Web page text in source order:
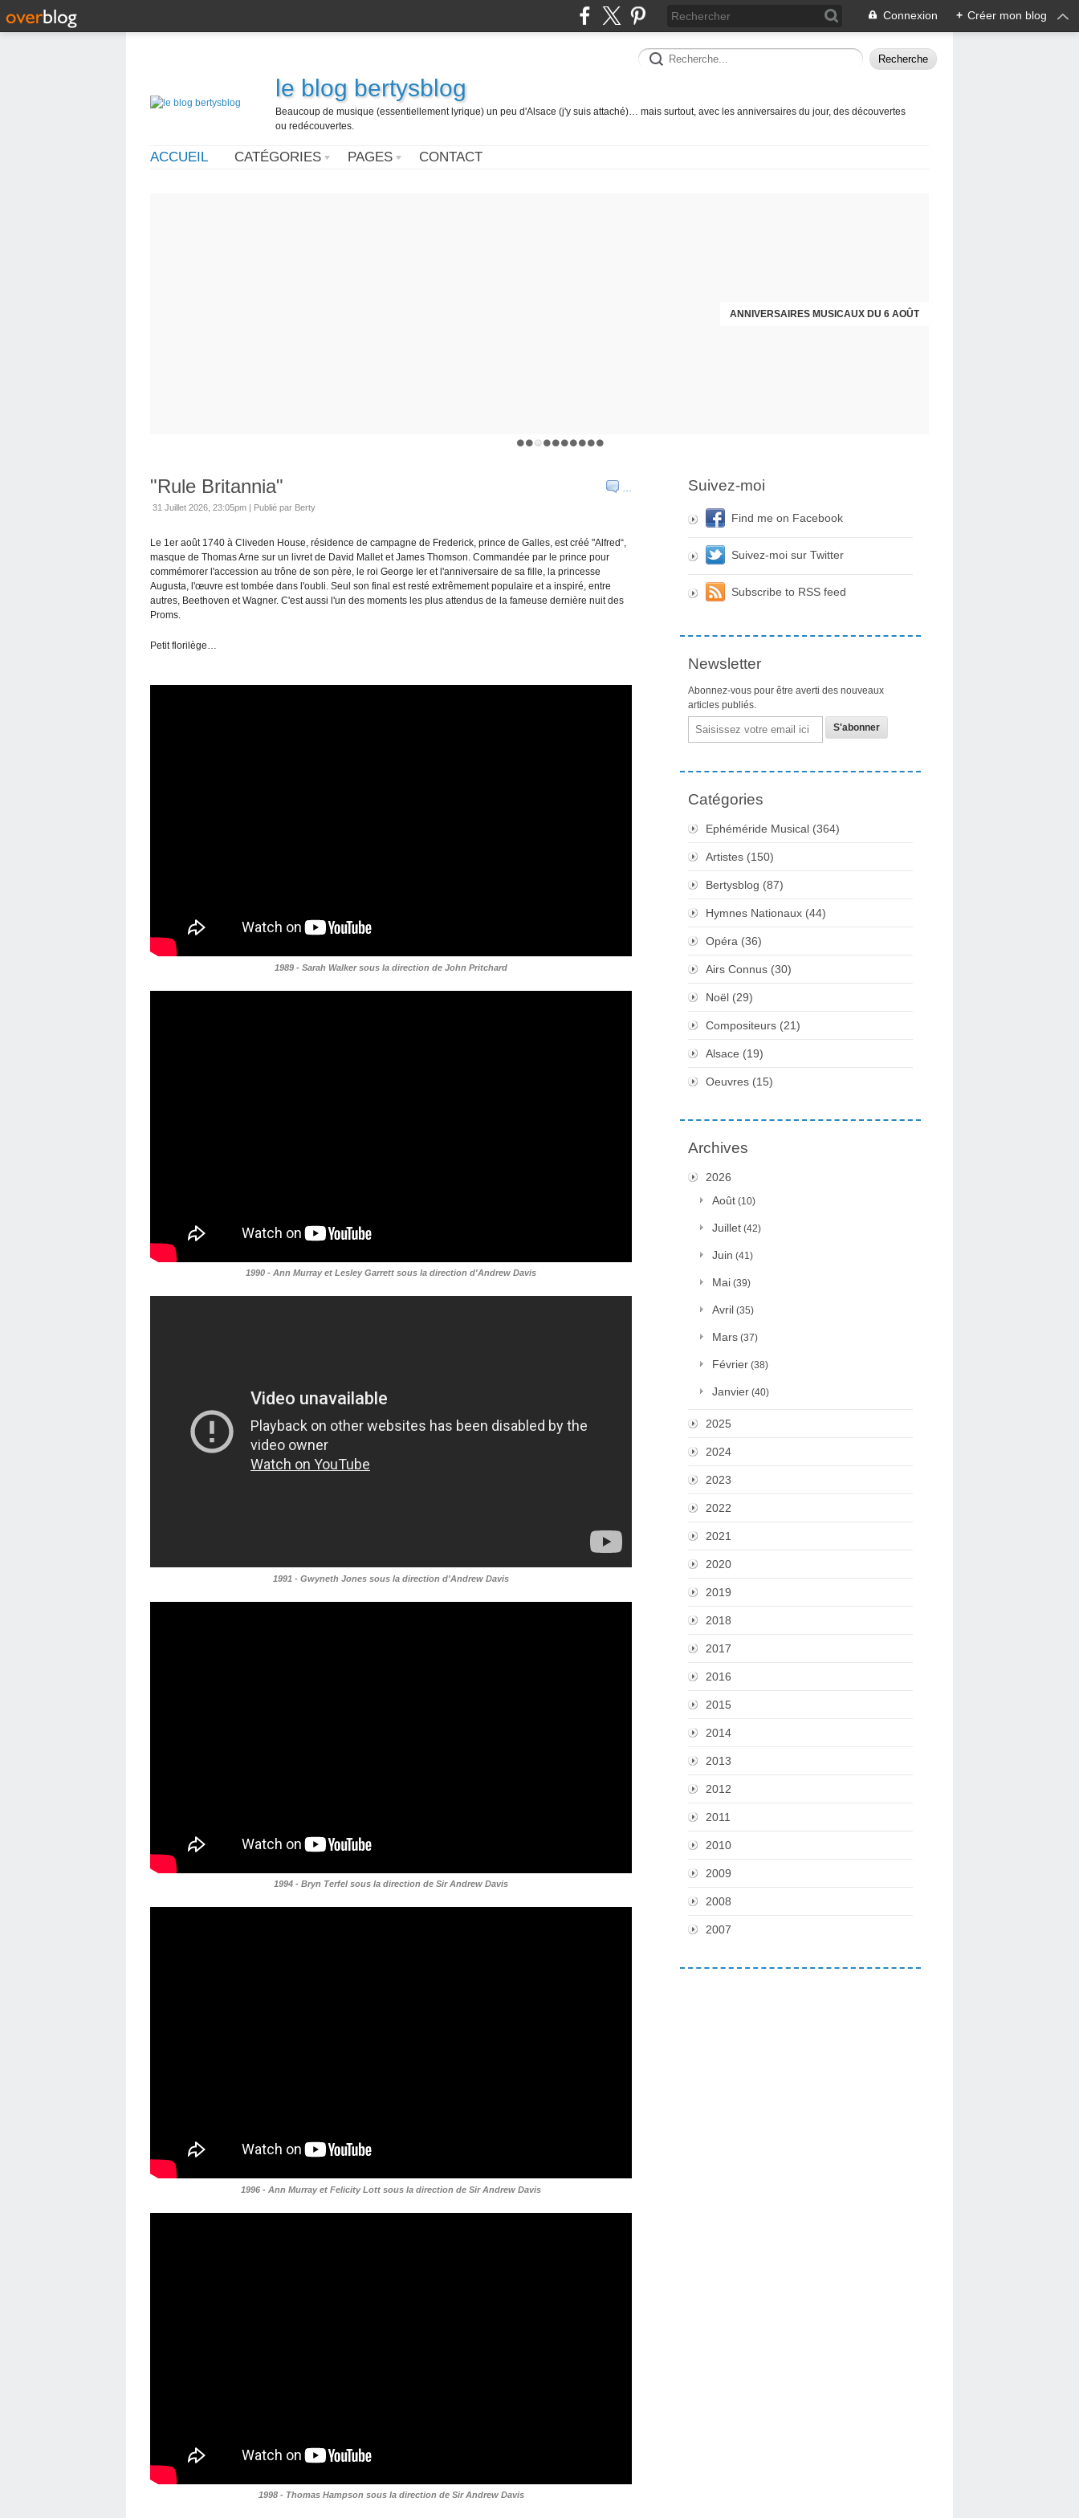
Connexion + Créer mon blog
le blog bertysblog
Beaucoup de musique (essentiellement lyrique) un peu d'Alsace (j'y suis attaché)… mais surtout, avec les anniversaires du jour, des découvertes
ou redécouvertes.
ACCUEIL CATÉGORIES PAGES CONTACT
ANNIVERSAIRES MUSICAUX DU 6 AOÛT
…
"Rule Britannia"
31 Juillet 2026, 23:05pm | Publié par Berty
Le 1er août 1740 à Cliveden House, résidence de campagne de Frederick, prince de Galles, est créé "Alfred“,
masque de Thomas Arne sur un livret de David Mallet et James Thomson. Commandée par le prince pour
commémorer l'accession au trône de son père, le roi George Ier et l'anniversaire de sa fille, la princesse
Augusta, l'œuvre est tombée dans l'oubli. Seul son final est resté extrêmement populaire et a inspiré, entre
autres, Beethoven et Wagner. C'est aussi l'un des moments les plus attendus de la fameuse dernière nuit des
Proms.
Petit florilège…
1989 - Sarah Walker sous la direction de John Pritchard
1990 - Ann Murray et Lesley Garrett sous la direction d'Andrew Davis
1991 - Gwyneth Jones sous la direction d'Andrew Davis
1994 - Bryn Terfel sous la direction de Sir Andrew Davis
1996 - Ann Murray et Felicity Lott sous la direction de Sir Andrew Davis
1998 - Thomas Hampson sous la direction de Sir Andrew Davis
Suivez-moi
Find me on Facebook
Suivez-moi sur Twitter
Subscribe to RSS feed
Newsletter
Abonnez-vous pour être averti des nouveaux
articles publiés.
Email
Catégories
Ephéméride Musical (364)
Artistes (150)
Bertysblog (87)
Hymnes Nationaux (44)
Opéra (36)
Airs Connus (30)
Noël (29)
Compositeurs (21)
Alsace (19)
Oeuvres (15)
Archives
2026
Août (10)
Juillet (42)
Juin (41)
Mai (39)
Avril (35)
Mars (37)
Février (38)
Janvier (40)
2025
2024
2023
2022
2021
2020
2019
2018
2017
2016
2015
2014
2013
2012
2011
2010
2009
2008
2007